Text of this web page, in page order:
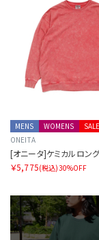
SALE
MENS
WOMENS
ONEITA
￥5,775(税込)30%OFF